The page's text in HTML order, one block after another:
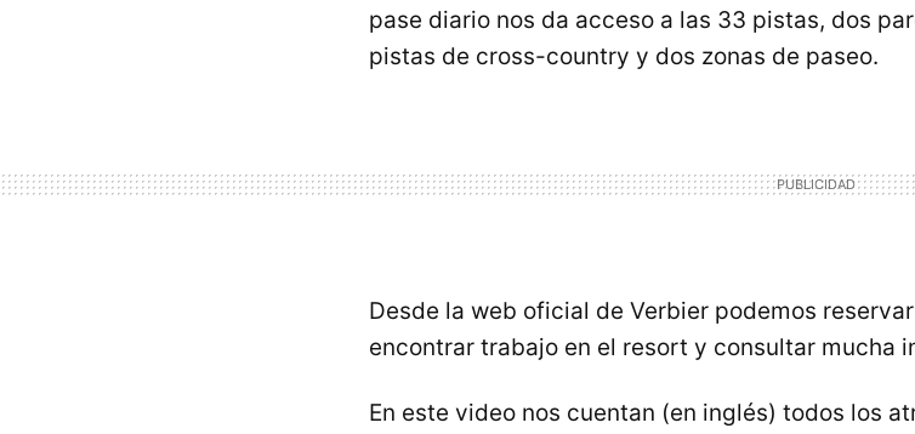
pase diario nos da acceso a las 33 pistas, dos
pistas de cross-country y dos zonas de paseo.
Desde la web oficial de Verbier podemos
encontrar trabajo en el resort y consultar mucha
En este video nos cuentan (en inglés) todos los